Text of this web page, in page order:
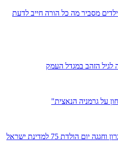
מסביר מה כל הורה חייב לדעת
לגיל הזהב במגדל העמק
על גרמניה הנאצית"
הולדת 75 למדינת ישראל